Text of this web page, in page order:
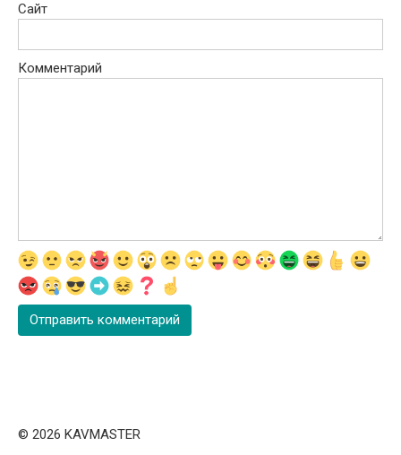
Сайт
Комментарий
© 2026 KAVMASTER